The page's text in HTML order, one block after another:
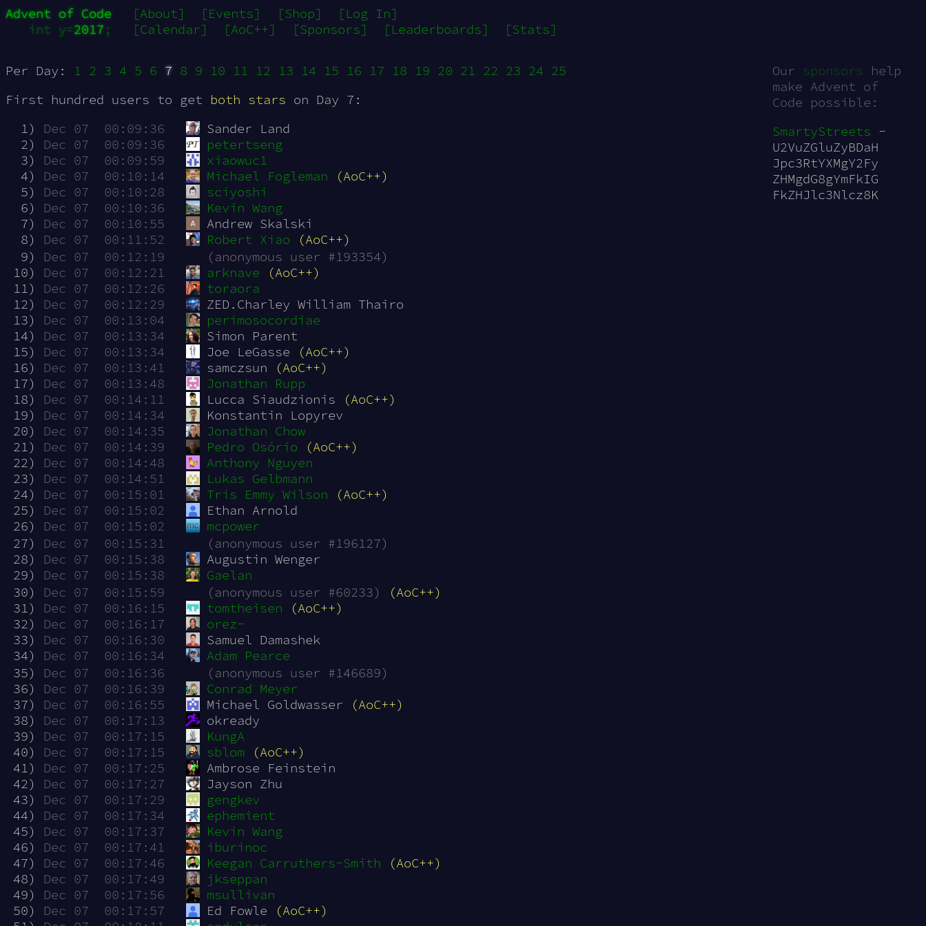
Advent of Code [About] [Events] [Shop]
[Log In]
int y=2017; [Calendar] [AoC++] [Sponsors] [Leaderboards] [Stats]
Our sponsors help
make Advent of
Code possible:
SmartyStreets -
U2VuZGluZyBDaH
Jpc3RtYXMgY2Fy
ZHMgdG8gYmFkIG
FkZHJlc3Nlcz8K
Per Day: 1 2 3 4 5 6 7 8 9 10 11 12 13 14 15 16 17 18 19 20 21 22 23 24 25
First hundred users to get both stars on Day 7:
  1)
Dec 07  00:09:36
Sander Land
  2)
Dec 07  00:09:36
petertseng
  3)
Dec 07  00:09:59
xiaowuc1
  4)
Dec 07  00:10:14 Michael Fogleman
(AoC++)
  5)
Dec 07  00:10:28
sciyoshi
  6)
Dec 07  00:10:36
Kevin Wang
  7)
Dec 07  00:10:55
Andrew Skalski
  8)
Dec 07  00:11:52 Robert Xiao
(AoC++)
  9)
Dec 07  00:12:19
(anonymous user #193354)
10)
Dec 07  00:12:21 arknave
(AoC++)
11)
Dec 07  00:12:26
toraora
12)
Dec 07  00:12:29
ZED.Charley William Thairo
13)
Dec 07  00:13:04
perimosocordiae
14)
Dec 07  00:13:34
Simon Parent
15)
Dec 07  00:13:34 Joe LeGasse
(AoC++)
16)
Dec 07  00:13:41 samczsun
(AoC++)
17)
Dec 07  00:13:48
Jonathan Rupp
18)
Dec 07  00:14:11 Lucca Siaudzionis
(AoC++)
19)
Dec 07  00:14:34
Konstantin Lopyrev
20)
Dec 07  00:14:35
Jonathan Chow
21)
Dec 07  00:14:39 Pedro Osório
(AoC++)
22)
Dec 07  00:14:48
Anthony Nguyen
23)
Dec 07  00:14:51
Lukas Gelbmann
24)
Dec 07  00:15:01 Tris Emmy Wilson
(AoC++)
25)
Dec 07  00:15:02
Ethan Arnold
26)
Dec 07  00:15:02
mcpower
27)
Dec 07  00:15:31
(anonymous user #196127)
28)
Dec 07  00:15:38
Augustin Wenger
29)
Dec 07  00:15:38
Gaelan
30)
Dec 07  00:15:59 (anonymous user #60233)
(AoC++)
31)
Dec 07  00:16:15 tomtheisen
(AoC++)
32)
Dec 07  00:16:17
orez-
33)
Dec 07  00:16:30
Samuel Damashek
34)
Dec 07  00:16:34
Adam Pearce
35)
Dec 07  00:16:36
(anonymous user #146689)
36)
Dec 07  00:16:39
Conrad Meyer
37)
Dec 07  00:16:55 Michael Goldwasser
(AoC++)
38)
Dec 07  00:17:13
okready
39)
Dec 07  00:17:15
KungA
40)
Dec 07  00:17:15 sblom
(AoC++)
41)
Dec 07  00:17:25
Ambrose Feinstein
42)
Dec 07  00:17:27
Jayson Zhu
43)
Dec 07  00:17:29
gengkev
44)
Dec 07  00:17:34
ephemient
45)
Dec 07  00:17:37
Kevin Wang
46)
Dec 07  00:17:41
iburinoc
47)
Dec 07  00:17:46 Keegan Carruthers-Smith
(AoC++)
48)
Dec 07  00:17:49
jkseppan
49)
Dec 07  00:17:56
msullivan
50)
Dec 07  00:17:57 Ed Fowle
(AoC++)